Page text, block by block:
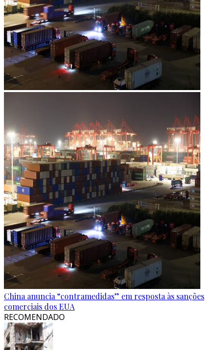
China anuncia “contramedidas” em resposta às sanções
comerciais dos EUA
RECOMENDADO